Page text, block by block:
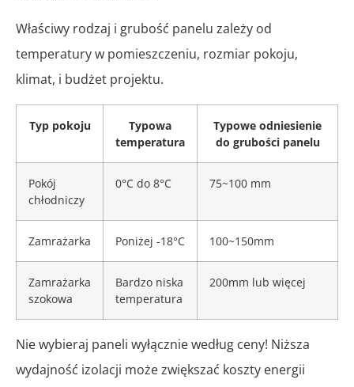
Właściwy rodzaj i grubość panelu zależy od
temperatury w pomieszczeniu, rozmiar pokoju,
klimat, i budżet projektu.
Typ pokoju
Typowa
temperatura
Typowe odniesienie
do grubości panelu
Pokój
chłodniczy
0°C do 8°C 75~100 mm
Zamrażarka Poniżej -18°C 100~150mm
Zamrażarka
szokowa
Bardzo niska
temperatura
200mm lub więcej
Nie wybieraj paneli wyłącznie według ceny! Niższa
wydajność izolacji może zwiększać koszty energii